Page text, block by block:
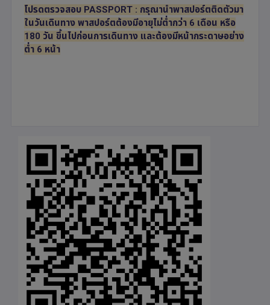
โปรดตรวจสอบ PASSPORT : กรุณานำพาสปอร์ตติดตัวมา
ในวันเดินทาง พาสปอร์ตต้องมีอายุไม่ต่ำกว่า 6 เดือน หรือ
180 วัน ขึ้นไปก่อนการเดินทาง และต้องมีหน้ากระดาษอย่าง
ต่ำ 6 หน้า